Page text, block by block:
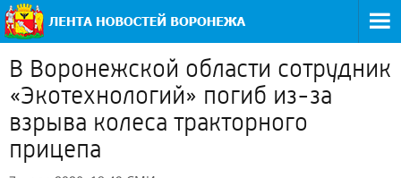
В Воронежской области сотрудник
«Экотехнологий» погиб из-за
взрыва колеса тракторного
прицепа